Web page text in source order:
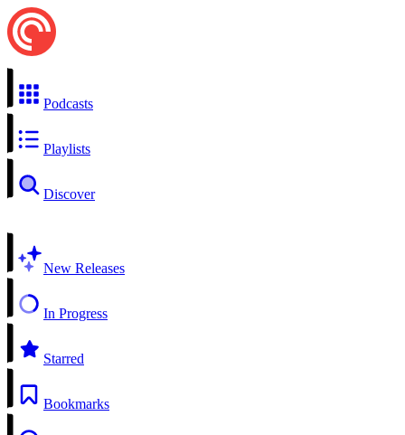
Podcasts
Playlists
Discover
New Releases
In Progress
Starred
Bookmarks